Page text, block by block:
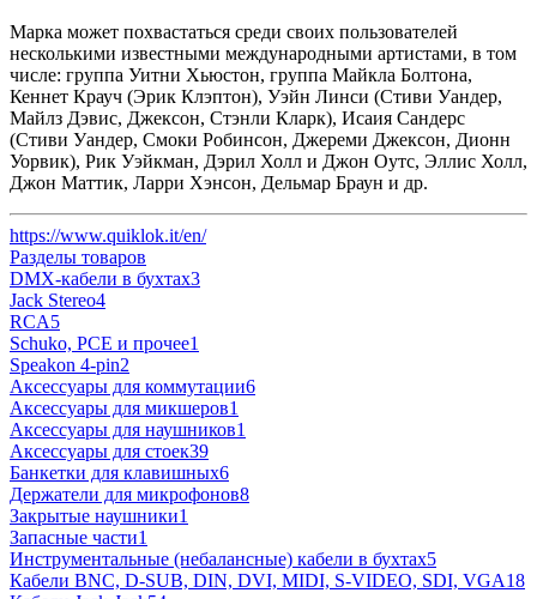
Марка может похвастаться среди своих пользователей
несколькими известными международными артистами, в том
числе: группа Уитни Хьюстон, группа Майкла Болтона,
Кеннет Крауч (Эрик Клэптон), Уэйн Линси (Стиви Уандер,
Майлз Дэвис, Джексон, Стэнли Кларк), Исаия Сандерс
(Стиви Уандер, Смоки Робинсон, Джереми Джексон, Дионн
Уорвик), Рик Уэйкман, Дэрил Холл и Джон Оутс, Эллис Холл,
Джон Маттик, Ларри Хэнсон, Дельмар Браун и др.
https://www.quiklok.it/en/
Разделы товаров
DMX-кабели в бухтах3
Jack Stereo4
RCA5
Schuko, PCE и прочее1
Speakon 4-pin2
Аксессуары для коммутации6
Аксессуары для микшеров1
Аксессуары для наушников1
Аксессуары для стоек39
Банкетки для клавишных6
Держатели для микрофонов8
Закрытые наушники1
Запасные части1
Инструментальные (небалансные) кабели в бухтах5
Кабели BNC, D-SUB, DIN, DVI, MIDI, S-VIDEO, SDI, VGA18